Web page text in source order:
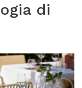
di